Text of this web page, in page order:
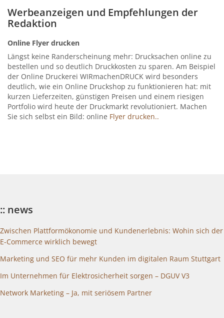
Werbeanzeigen und Empfehlungen der
Redaktion
Online Flyer drucken
Längst keine Randerscheinung mehr: Drucksachen online zu
bestellen und so deutlich Druckkosten zu sparen. Am Beispiel
der Online Druckerei WIRmachenDRUCK wird besonders
deutlich, wie ein Online Druckshop zu funktionieren hat: mit
kurzen Lieferzeiten, günstigen Preisen und einem riesigen
Portfolio wird heute der Druckmarkt revolutioniert. Machen
Sie sich selbst ein Bild: online Flyer drucken..
:: news
Zwischen Plattformökonomie und Kundenerlebnis: Wohin sich der
E-Commerce wirklich bewegt
Marketing und SEO für mehr Kunden im digitalen Raum Stuttgart
Im Unternehmen für Elektrosicherheit sorgen – DGUV V3
Network Marketing – Ja, mit seriösem Partner